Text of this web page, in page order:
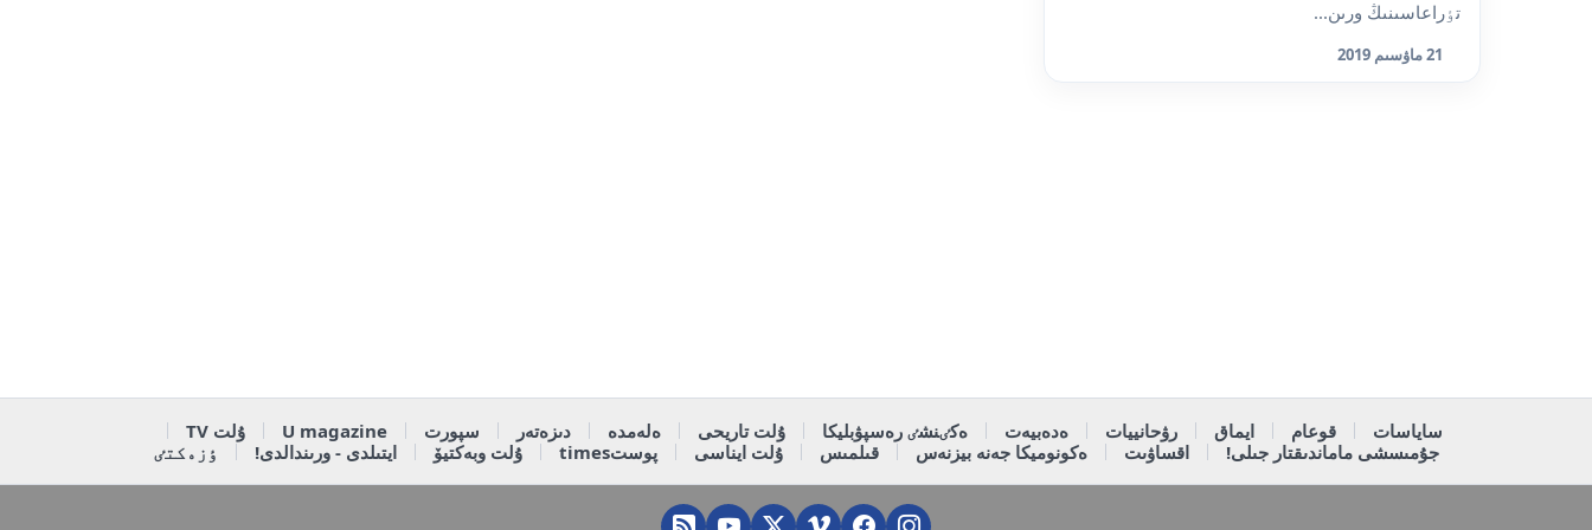
تٶراعاسىنىڭ ورىن...
21 ماۋسىم 2019
ساياسات قوعام ايماق رۋحانييات ەدەبيەت ەكٸنشٸ رەسپۋبليكا ۇلت تاريحى ەلەمدە دىزەتەر سپورت U magazine
ۇلت TV
جۇمىسشى ماماندىقتار جىلى!
اقساۋىت ەكونوميكا جەنە بيزنەس قىلمىس ۇلت ايناسى پوستtimes ۇلت وبەكتيۆ ايتىلدى - ورىندالدى! ٶزەكتٸ